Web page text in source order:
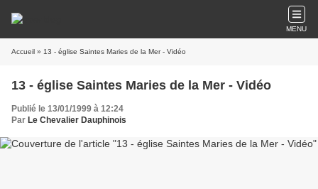
MENU
Accueil » 13 - église Saintes Maries de la Mer - Vidéo
13 - église Saintes Maries de la Mer - Vidéo
Publié le 13/01/1999 à 12:24
Par Le Chevalier Dauphinois